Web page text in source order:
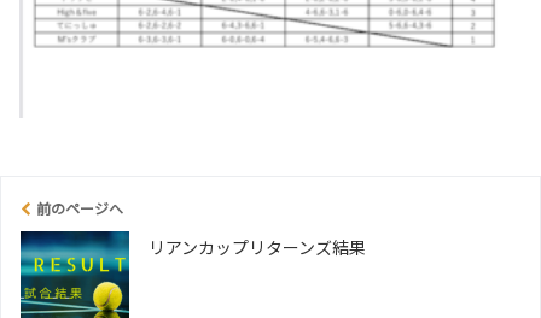
前のページへ
リアンカップリターンズ結果